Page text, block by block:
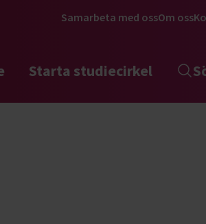
Samarbeta med ossOm oss
Starta studiecirkel